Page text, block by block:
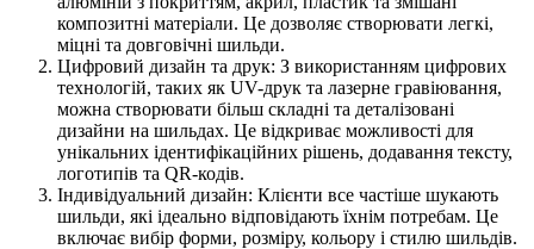
композитні матеріали. Це дозволяє створювати легкі,
міцні та довговічні шильди.
Цифровий дизайн та друк: З використанням цифрових
технологій, таких як UV-друк та лазерне гравіювання,
можна створювати більш складні та деталізовані
дизайни на шильдах. Це відкриває можливості для
унікальних ідентифікаційних рішень, додавання тексту,
логотипів та QR-кодів.
Індивідуальний дизайн: Клієнти все частіше шукають
шильди, які ідеально відповідають їхнім потребам. Це
включає вибір форми, розміру, кольору і стилю шильдів.